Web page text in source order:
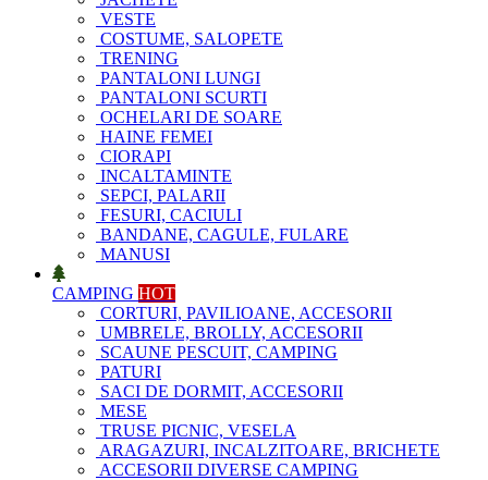
VESTE
COSTUME, SALOPETE
TRENING
PANTALONI LUNGI
PANTALONI SCURTI
OCHELARI DE SOARE
HAINE FEMEI
CIORAPI
INCALTAMINTE
SEPCI, PALARII
FESURI, CACIULI
BANDANE, CAGULE, FULARE
MANUSI
CAMPING HOT
CORTURI, PAVILIOANE, ACCESORII
UMBRELE, BROLLY, ACCESORII
SCAUNE PESCUIT, CAMPING
PATURI
SACI DE DORMIT, ACCESORII
MESE
TRUSE PICNIC, VESELA
ARAGAZURI, INCALZITOARE, BRICHETE
ACCESORII DIVERSE CAMPING